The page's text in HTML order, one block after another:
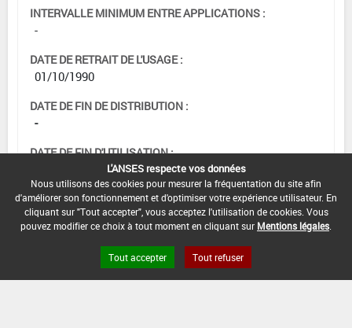
INTERVALLE MINIMUM ENTRE APPLICATIONS :
-
DATE DE RETRAIT DE L'USAGE :
01/10/1990
DATE DE FIN DE DISTRIBUTION :
-
DATE DE FIN D'UTILISATION :
L'ANSES respecte vos données
Nous utilisons des cookies pour mesurer la fréquentation du site afin
d'améliorer son fonctionnement et d'optimiser votre expérience utilisateur. En
cliquant sur "Tout accepter", vous acceptez l'utilisation de cookies. Vous
pouvez modifier ce choix à tout moment en cliquant sur Mentions légales
Tout accepter Tout refuser